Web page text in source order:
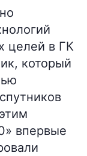
целей в ГК
который
впервые